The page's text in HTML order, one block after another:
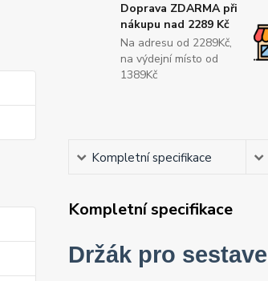
Doprava ZDARMA při
nákupu nad 2289 Kč
Na adresu od 2289Kč,
na výdejní místo od
1389Kč
Kompletní specifikace
Kompletní specifikace
Držák pro